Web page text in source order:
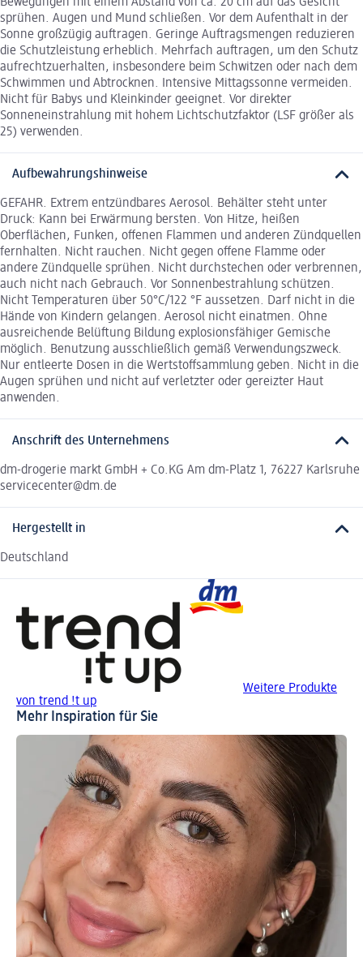
sprühen. Augen und Mund schließen. Vor dem Aufenthalt in der
Sonne großzügig auftragen. Geringe Auftragsmengen reduzieren
die Schutzleistung erheblich. Mehrfach auftragen, um den Schutz
aufrechtzuerhalten, insbesondere beim Schwitzen oder nach dem
Schwimmen und Abtrocknen. Intensive Mittagssonne vermeiden.
Nicht für Babys und Kleinkinder geeignet. Vor direkter
Sonneneinstrahlung mit hohem Lichtschutzfaktor (LSF größer als
25) verwenden.
Aufbewahrungshinweise
GEFAHR. Extrem entzündbares Aerosol. Behälter steht unter
Druck: Kann bei Erwärmung bersten. Von Hitze, heißen
Oberflächen, Funken, offenen Flammen und anderen Zündquellen
fernhalten. Nicht rauchen. Nicht gegen offene Flamme oder
andere Zündquelle sprühen. Nicht durchstechen oder verbrennen,
auch nicht nach Gebrauch. Vor Sonnenbestrahlung schützen.
Nicht Temperaturen über 50°C/122 °F aussetzen. Darf nicht in die
Hände von Kindern gelangen. Aerosol nicht einatmen. Ohne
ausreichende Belüftung Bildung explosionsfähiger Gemische
möglich. Benutzung ausschließlich gemäß Verwendungszweck.
Nur entleerte Dosen in die Wertstoffsammlung geben. Nicht in die
Augen sprühen und nicht auf verletzter oder gereizter Haut
anwenden.
Anschrift des Unternehmens
dm-drogerie markt GmbH + Co.KG Am dm-Platz 1, 76227 Karlsruhe
servicecenter@dm.de
Hergestellt in
Deutschland
Weitere Produkte
von trend !t up
Mehr Inspiration für Sie